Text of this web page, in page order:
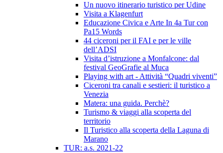
Un nuovo itinerario turistico per Udine
Visita a Klagenfurt
Educazione Civica e Arte In 4a Tur con
Pa15 Words
44 ciceroni per il FAI e per le ville
dell’ADSI
Visita d’istruzione a Monfalcone: dal
festival GeoGrafie al Muca
Playing with art - Attività “Quadri viventi”
Ciceroni tra canali e sestieri: il turistico a
Venezia
Matera: una guida. Perchè?
Turismo & viaggi alla scoperta del
territorio
Il Turistico alla scoperta della Laguna di
Marano
TUR: a.s. 2021-22